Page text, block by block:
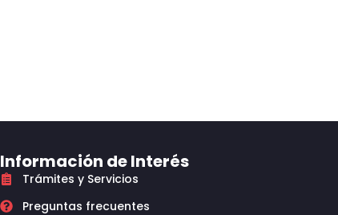
Información de Interés
Trámites y Servicios
Preguntas frecuentes